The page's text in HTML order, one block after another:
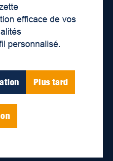
efficace de vos
personnalisé.
Plus tard